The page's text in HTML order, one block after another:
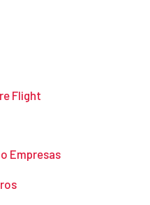
Flight
Empresas